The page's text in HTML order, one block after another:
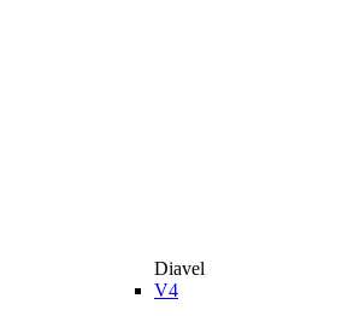
Diavel
V4